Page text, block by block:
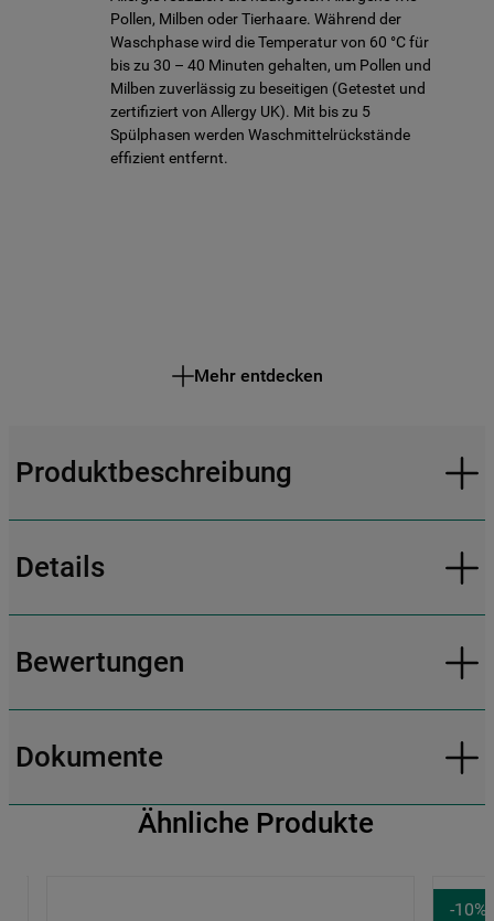
Pollen, Milben oder Tierhaare. Während der
Waschphase wird die Temperatur von 60 °C für
bis zu 30 – 40 Minuten gehalten, um Pollen und
Milben zuverlässig zu beseitigen (Getestet und
zertifiziert von Allergy UK). Mit bis zu 5
Spülphasen werden Waschmittelrückstände
effizient entfernt.
Mehr entdecken
Produktbeschreibung
Details
Bewertungen
Dokumente
Ähnliche Produkte
-10%